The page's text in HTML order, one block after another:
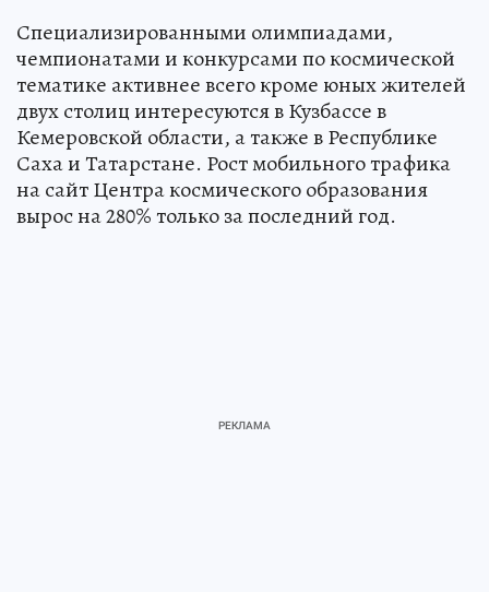
Специализированными олимпиадами,
чемпионатами и конкурсами по космической
тематике активнее всего кроме юных жителей
двух столиц интересуются в Кузбассе в
Кемеровской области, а также в Республике
Саха и Татарстане. Рост мобильного трафика
на сайт Центра космического образования
вырос на 280% только за последний год.